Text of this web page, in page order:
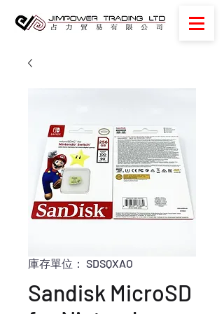
庫存單位： SDSQXAO
Sandisk MicroSD